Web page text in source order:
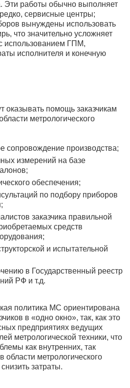
Эти работы обычно выполняет
сервисные центры;
вынуждены использовать
что значительно усложняет
использованием ГПМ,
исполнителя и конечную
помощь заказчикам
метрологического
сопровождение производства;
измерений на базе
обеспечения;
по подбору приборов
заказчика правильной
средств
и испытательной
в Государственный реестр
РФ и т.д.
политика МС ориентирована
в «одно окно», так, как это
предприятиях ведущих
метрологической техники, что
как внутренних, так
области метрологического
затраты.